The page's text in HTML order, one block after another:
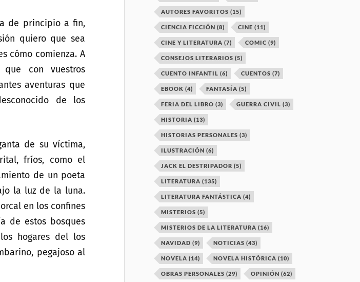
de principio a fin,
quiero que sea
cómo comienza. A
con vuestros
aventuras que
de los
de su víctima,
fríos, como el
de un poeta
la luz de la luna.
en los confines
de estos bosques
hogares del los
pegajoso al
AUTORES FAVORITOS (15)
CIENCIA FICCIÓN (8) CINE (11)
CINE Y LITERATURA (7) COMIC (9)
CONSEJOS LITERARIOS (5)
CUENTO INFANTIL (6) CUENTOS (7)
EBOOK (4) FANTASÍA (5)
FERIA DEL LIBRO (3) GUERRA CIVIL (3)
HISTORIA (13)
HISTORIAS PERSONALES (3)
ILUSTRACIÓN (6)
JACK EL DESTRIPADOR (5)
LITERATURA (135)
LITERATURA FANTÁSTICA (4)
MISTERIOS (5)
MISTERIOS DE LA LITERATURA (16)
NAVIDAD (9) NOTICIAS (43)
NOVELA (14) NOVELA HISTÓRICA (10)
OBRAS PERSONALES (29) OPINIÓN (62)